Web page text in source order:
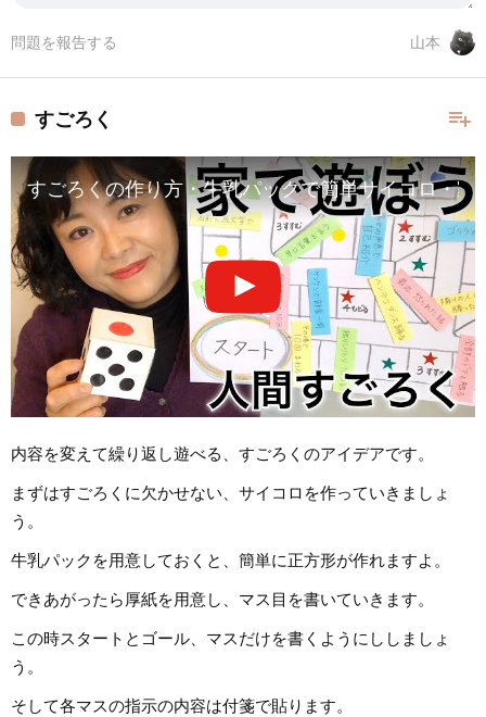
山本
問題を報告する
playlist_add
すごろく
すごろくの作り方・牛乳パックで簡単サイコロ・
内容を変えて繰り返し遊べる、すごろくのアイデアです。
まずはすごろくに欠かせない、サイコロを作っていきましょ
う。
牛乳パックを用意しておくと、簡単に正方形が作れますよ。
できあがったら厚紙を用意し、マス目を書いていきます。
この時スタートとゴール、マスだけを書くようにししましょ
う。
そして各マスの指示の内容は付箋で貼ります。